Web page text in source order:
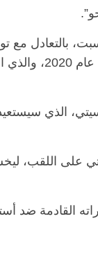
الجولة الـ35، مما قلص حظوظ
عن سيتي، الذي
على اللقب،
القادمة ضد أستون
عبدالهادي فارس
2026